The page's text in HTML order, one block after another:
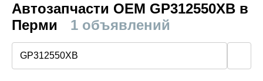
Автозапчасти ОЕМ GP312550XB в
Перми
1 объявлений